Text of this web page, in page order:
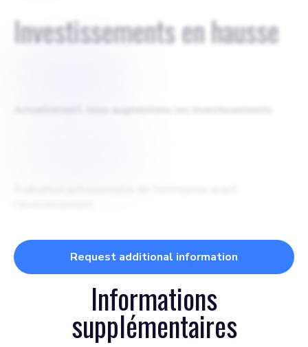
Investissements en hausse
Request additional information
Informations
supplémentaires